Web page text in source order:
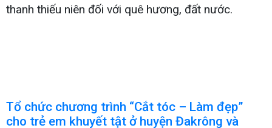
thanh thiếu niên đối với quê hương, đất nước.
Tổ chức chương trình “Cắt tóc – Làm đẹp”
cho trẻ em khuyết tật ở huyện Đakrông và